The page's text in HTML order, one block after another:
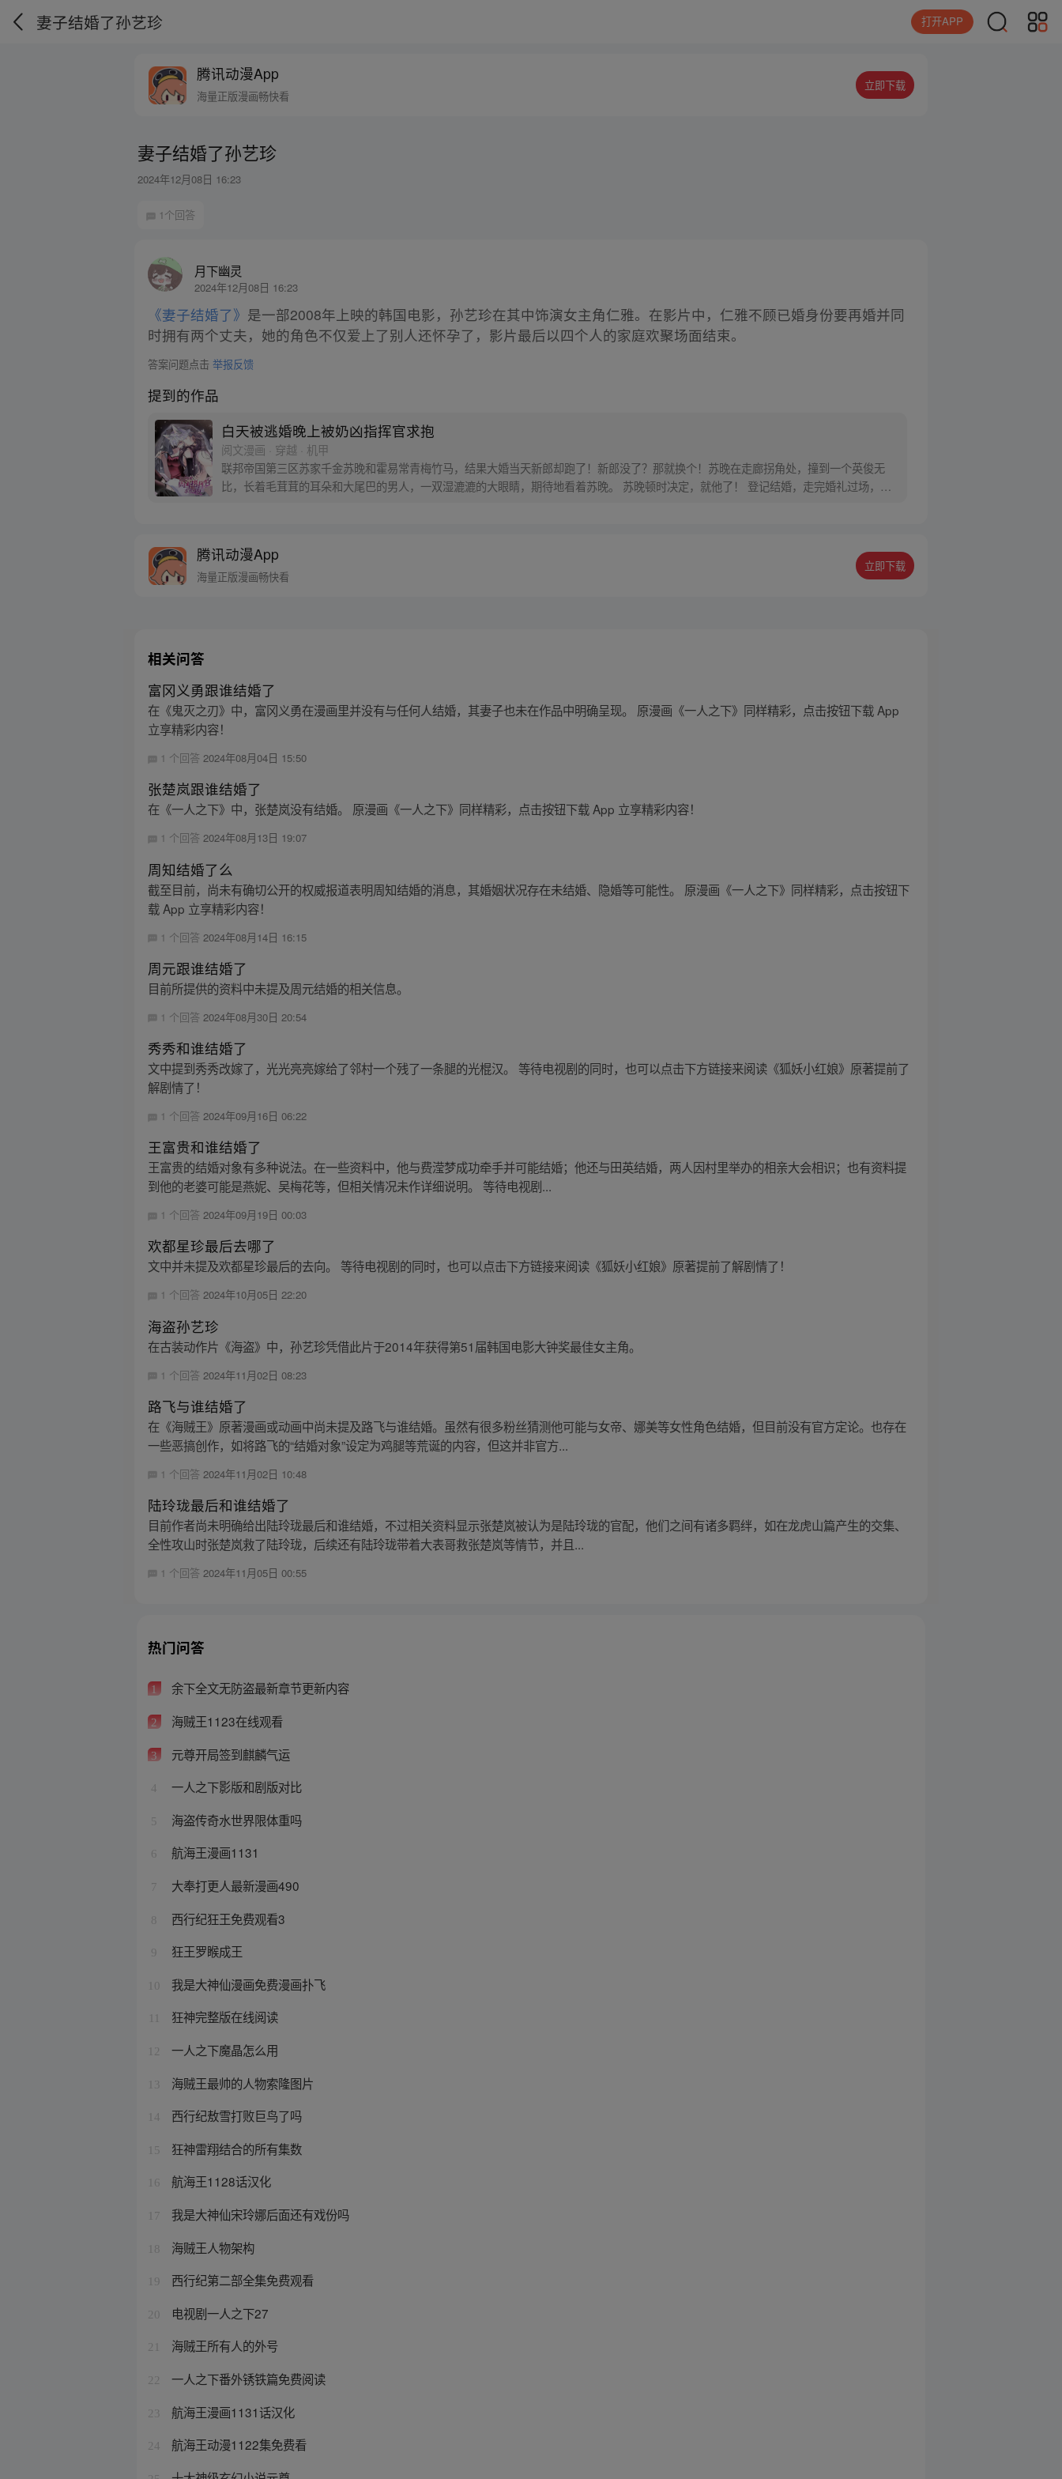
妻子结婚了孙艺珍 打开APP
腾讯动漫App
海量正版漫画畅快看
立即下载
妻子结婚了孙艺珍
2024年12月08日 16:23
1个回答
月下幽灵
2024年12月08日 16:23
《妻子结婚了》 是一部2008年上映的韩国电影，孙艺珍在其中饰演女主角仁雅。在影片中，仁雅不顾已婚身份要再婚并同
时拥有两个丈夫，她的角色不仅爱上了别人还怀孕了，影片最后以四个人的家庭欢聚场面结束。
答案问题点击举报反馈
提到的作品
白天被逃婚晚上被奶凶指挥官求抱
阅文漫画 · 穿越 · 机甲
联邦帝国第三区苏家千金苏晚和霍易常青梅竹马，结果大婚当天新郎却跑了！新郎没了？那就换个！苏晚在走廊拐角处，撞到一个英俊无
比，长着毛茸茸的耳朵和大尾巴的男人，一双湿漉漉的大眼睛，期待地看着苏晚。 苏晚顿时决定，就他了！ 登记结婚，走完婚礼过场，一
腾讯动漫App
海量正版漫画畅快看
立即下载
相关问答
富冈义勇跟谁结婚了
在《鬼灭之刃》中，富冈义勇在漫画里并没有与任何人结婚，其妻子也未在作品中明确呈现。 原漫画《一人之下》同样精彩，点击按钮下载 App
立享精彩内容！
1 个回答2024年08月04日 15:50
张楚岚跟谁结婚了
在《一人之下》中，张楚岚没有结婚。 原漫画《一人之下》同样精彩，点击按钮下载 App 立享精彩内容！
1 个回答2024年08月13日 19:07
周知结婚了么
截至目前，尚未有确切公开的权威报道表明周知结婚的消息，其婚姻状况存在未结婚、隐婚等可能性。 原漫画《一人之下》同样精彩，点击按钮下
载 App 立享精彩内容！
1 个回答 2024年08月14日 16:15
周元跟谁结婚了
目前所提供的资料中未提及周元结婚的相关信息。
1 个回答 2024年08月30日 20:54
秀秀和谁结婚了
文中提到秀秀改嫁了，光光亮亮嫁给了邻村一个残了一条腿的光棍汉。 等待电视剧的同时，也可以点击下方链接来阅读《狐妖小红娘》原著提前了
解剧情了！
1 个回答2024年09月16日 06:22
王富贵和谁结婚了
王富贵的结婚对象有多种说法。在一些资料中，他与费滢梦成功牵手并可能结婚；他还与田英结婚，两人因村里举办的相亲大会相识；也有资料提
到他的老婆可能是燕妮、吴梅花等，但相关情况未作详细说明。 等待电视剧...
1 个回答2024年09月19日 00:03
欢都星珍最后去哪了
文中并未提及欢都星珍最后的去向。 等待电视剧的同时，也可以点击下方链接来阅读《狐妖小红娘》原著提前了解剧情了！
1 个回答2024年10月05日 22:20
海盗孙艺珍
在古装动作片《海盗》中，孙艺珍凭借此片于2014年获得第51届韩国电影大钟奖最佳女主角。
1 个回答 2024年11月02日 08:23
路飞与谁结婚了
在《海贼王》原著漫画或动画中尚未提及路飞与谁结婚。虽然有很多粉丝猜测他可能与女帝、娜美等女性角色结婚，但目前没有官方定论。也存在
一些恶搞创作，如将路飞的“结婚对象”设定为鸡腿等荒诞的内容，但这并非官方...
1 个回答 2024年11月02日 10:48
陆玲珑最后和谁结婚了
目前作者尚未明确给出陆玲珑最后和谁结婚，不过相关资料显示张楚岚被认为是陆玲珑的官配，他们之间有诸多羁绊，如在龙虎山篇产生的交集、
全性攻山时张楚岚救了陆玲珑，后续还有陆玲珑带着大表哥救张楚岚等情节，并且...
1 个回答2024年11月05日 00:55
热门问答
1 余下全文无防盗最新章节更新内容
2 海贼王1123在线观看
3 元尊开局签到麒麟气运
4 一人之下影版和剧版对比
5 海盗传奇水世界限体重吗
6 航海王漫画1131
7 大奉打更人最新漫画490
8 西行纪狂王免费观看3
9 狂王罗睺成王
10 我是大神仙漫画免费漫画扑飞
狂神完整版在线阅读
12 一人之下魔晶怎么用
13 海贼王最帅的人物索隆图片
14 西行纪敖雪打败巨鸟了吗
15 狂神雷翔结合的所有集数
16 航海王1128话汉化
17 我是大神仙宋玲娜后面还有戏份吗
18 海贼王人物架构
19 西行纪第二部全集免费观看
20 电视剧一人之下27
21 海贼王所有人的外号
22 一人之下番外锈铁篇免费阅读
23 航海王漫画1131话汉化
24 航海王动漫1122集免费看